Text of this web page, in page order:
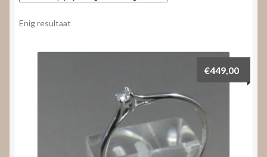
Video’s
Enig resultaat
€449,00